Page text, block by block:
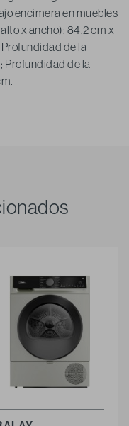
encimera en muebles
x ancho): 84.2 cm x
de la
Profundidad de la